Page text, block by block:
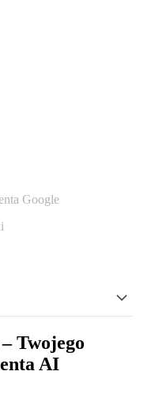
Google
Twojego
AI